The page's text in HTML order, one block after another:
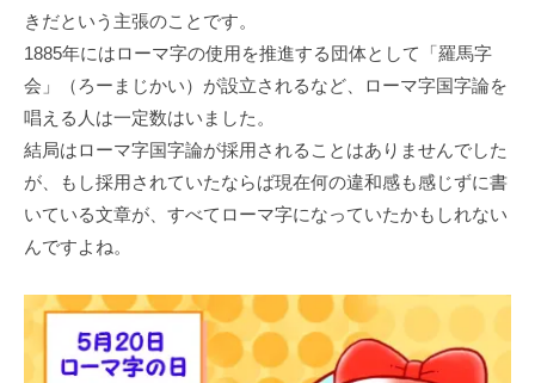
きだという主張のことです。
1885年にはローマ字の使⽤を推進する団体として「羅⾺字
会」（ろーまじかい）が設⽴されるなど、ローマ字国字論を
唱える⼈は⼀定数はいました。
結局はローマ字国字論が採⽤されることはありませんでした
が、もし採⽤されていたならば現在何の違和感も感じずに書
いている⽂章が、すべてローマ字になっていたかもしれない
んですよね。